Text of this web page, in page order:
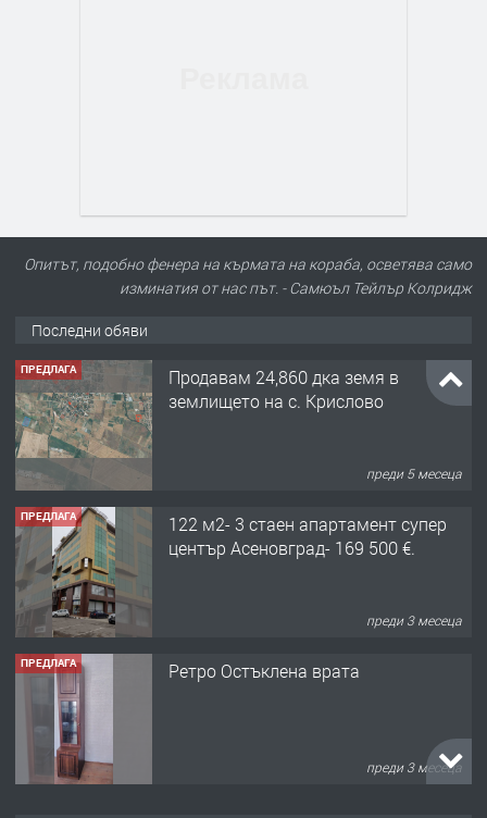
Опитът, подобно фенера на кърмата на кораба, осветява само
изминатия от нас път. - Самюъл Тейлър Колридж
Последни обяви
землището на с. Крислово
ПРЕДЛАГА
122 м2- 3 стаен апартамент супер
ПРЕДЛАГА Ретро Остъклена врата
ПРЕДЛАГА
преди 10 месеца